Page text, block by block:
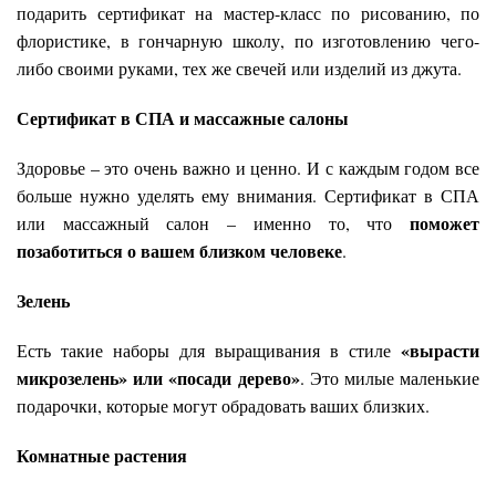
подарить сертификат на мастер-класс по рисованию, по
флористике, в гончарную школу, по изготовлению чего-
либо своими руками, тех же свечей или изделий из джута.
Сертификат в СПА и массажные салоны
Здоровье – это очень важно и ценно. И с каждым годом все
больше нужно уделять ему внимания. Сертификат в СПА
или массажный салон – именно то, что поможет
позаботиться о вашем близком человеке.
Зелень
Есть такие наборы для выращивания в стиле «вырасти
микрозелень» или «посади дерево». Это милые маленькие
подарочки, которые могут обрадовать ваших близких.
Комнатные растения